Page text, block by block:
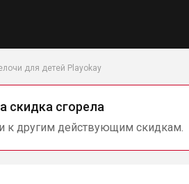
для детей Playokay
скидка сгорела
к другим действующим скидкам.